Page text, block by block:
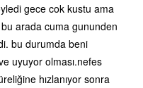
gece cok kustu ama
arada cuma gununden
bu durumda beni
uyuyor olması.nefes
hızlanıyor sonra